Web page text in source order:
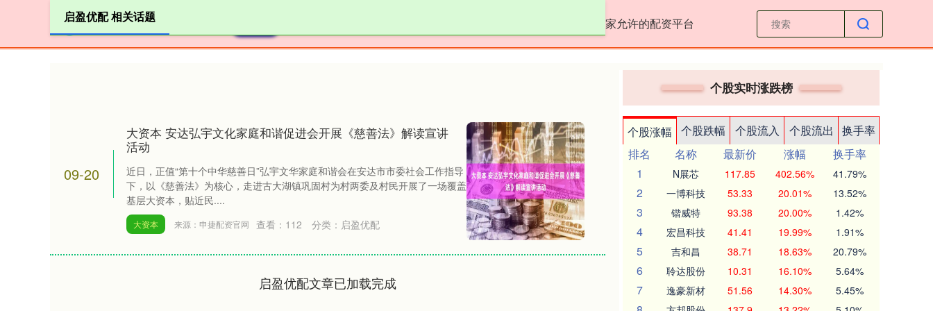
国家允许的配资平台
启盈优配 相关话题
09-20
大资本 安达弘宇文化家庭和谐促进会开展《慈善法》解读宣讲
活动
近日，正值“第十个中华慈善日”弘宇文华家庭和谐会在安达市市委社会工作指导
下，以《慈善法》为核心，走进古大湖镇巩固村为村两委及村民开展了一场覆盖
基层大资本，贴近民....
大资本 来源：申捷配资官网 查看： 112 分类： 启盈优配
启盈优配文章已加载完成
个股实时涨跌榜
个股涨幅 个股跌幅 个股流入 个股流出
换手率
排名
名称 最新价 涨幅
换手率
1
N展芯 117.85 402.56% 41.79%
2 一博科技 53.33 20.01% 13.52%
3 锴威特 93.38 20.00% 1.42%
4 宏昌科技 41.41 19.99% 1.91%
5 吉和昌 38.71 18.63% 20.79%
6 聆达股份 10.31 16.10% 5.64%
7 逸豪新材 51.56 14.30% 5.45%